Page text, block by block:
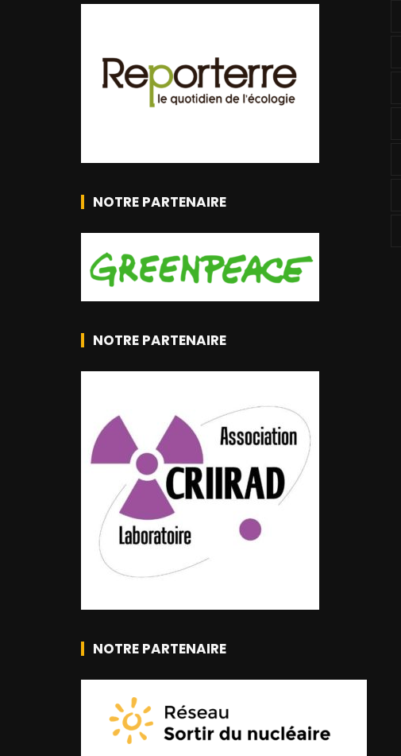
NOTRE PARTENAIRE
NOTRE PARTENAIRE
NOTRE PARTENAIRE